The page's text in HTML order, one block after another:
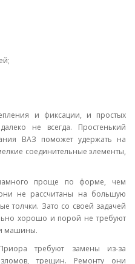
и фиксации, и простых
не всегда. Простенький
ВАЗ поможет удержать на
соединительные элементы,
проще по форме, чем
не рассчитаны на большую
толчки. Зато со своей задачей
хорошо и порой не требуют
машины.
требуют замены из-за
трещин. Ремонту они